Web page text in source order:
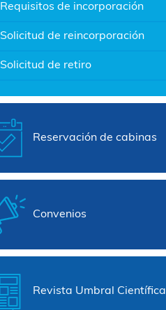
Requisitos de incorporación
Solicitud de reincorporación
Solicitud de retiro
Reservación de cabinas
Convenios
Revista Umbral Científica